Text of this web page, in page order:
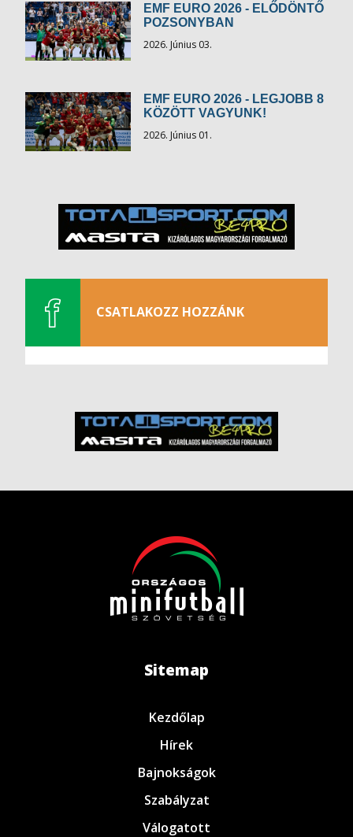
EMF EURO 2026 - ELŐDÖNTŐ
POZSONYBAN
2026. Június 03.
EMF EURO 2026 - LEGJOBB 8
KÖZÖTT VAGYUNK!
2026. Június 01.
CSATLAKOZZ HOZZÁNK
Sitemap
Kezdőlap
Hírek
Bajnokságok
Szabályzat
Válogatott